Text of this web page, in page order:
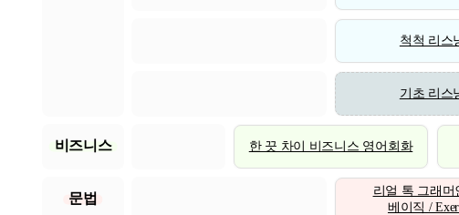
척척 리스
기초 리스
비즈니스 한 끗 차이 비즈니스 영어회화
문법
리얼 톡 그래머
베이직 /